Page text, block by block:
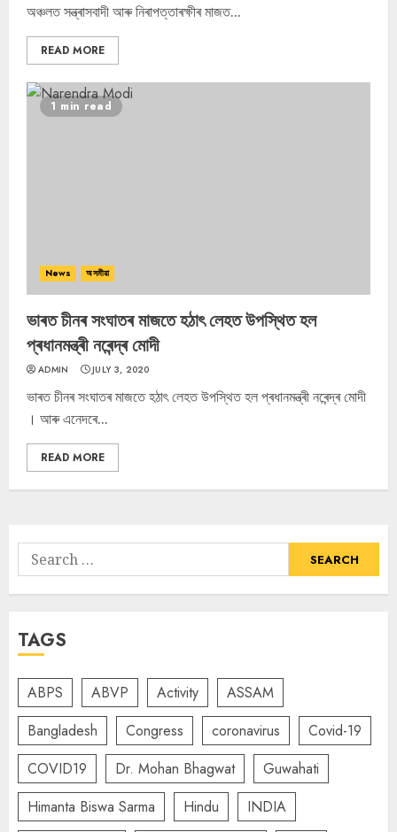
অঞ্চলত সন্ত্ৰাসবাদী আৰু নিৰাপত্তাৰক্ষীৰ মাজত...
READ MORE
1 min read
News অসমীয়া
ভাৰত চীনৰ সংঘাতৰ মাজতে হঠাৎ লেহত উপস্থিত হল
প্ৰধানমন্ত্ৰী নৰেন্দ্ৰ মোদী
ADMIN JULY 3, 2020
ভাৰত চীনৰ সংঘাতৰ মাজতে হঠাৎ লেহত উপস্থিত হল প্ৰধানমন্ত্ৰী নৰেন্দ্ৰ মোদী
। আৰু এনেদৰে...
READ MORE
Search
for:
TAGS
ABPS ABVP Activity
ASSAM
Bangladesh
Congress coronavirus
Covid-19
COVID19
Dr. Mohan Bhagwat
Guwahati
Himanta Biswa Sarma
Hindu
INDIA